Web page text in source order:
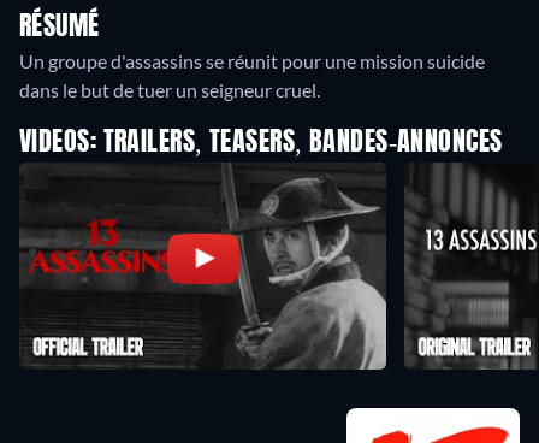
RÉSUMÉ
Un groupe d'assassins se réunit pour une mission suicide
dans le but de tuer un seigneur cruel.
VIDEOS: TRAILERS, TEASERS, BANDES-ANNONCES